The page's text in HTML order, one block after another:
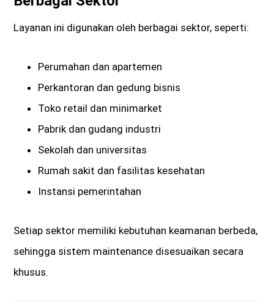
Layanan ini digunakan oleh berbagai sektor, seperti:
Perumahan dan apartemen
Perkantoran dan gedung bisnis
Toko retail dan minimarket
Pabrik dan gudang industri
Sekolah dan universitas
Rumah sakit dan fasilitas kesehatan
Instansi pemerintahan
Setiap sektor memiliki kebutuhan keamanan berbeda,
sehingga sistem maintenance disesuaikan secara
khusus.